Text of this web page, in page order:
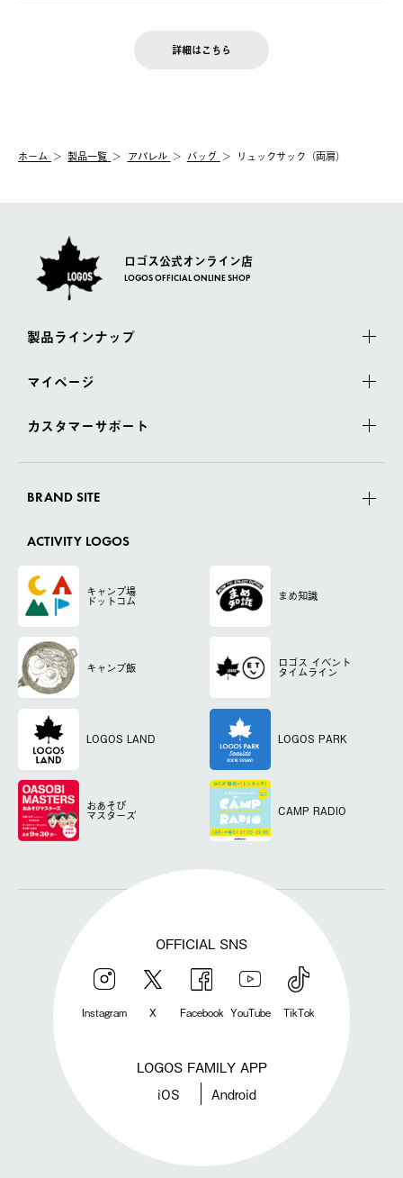
【配送業者】
佐川急便にて配送されます。
お客様都合の返品にかかる送料は、お客様ご負担とさせていただ
一度お手元の商品を返品いただき、ご希望商品を再注文してくだ
LOGOS FAMILY会員の方は、会員マイページ内 購入履歴画面に
詳細はこちら
ホーム 製品一覧 アパレル バッグ リュックサック（両肩）
ロゴス公式オンライン店
LOGOS OFFICIAL ONLINE SHOP
製品ラインナップ
マイページ
カスタマーサポート
BRAND SITE
ACTIVITY LOGOS
キャンプ場
ドットコム まめ知識
キャンプ飯 ロゴス イベント
タイムライン
LOGOS LAND LOGOS PARK
おあそび
マスターズ CAMP RADIO
OFFICIAL SNS
Instagram X Facebook YouTube TikTok
LOGOS FAMILY APP
iOS Android